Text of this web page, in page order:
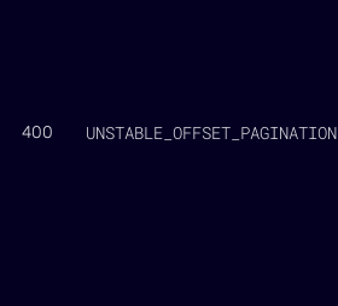
400 UNSTABLE_OFFSET_PAGINATION